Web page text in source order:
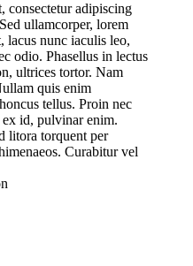
consectetur adipiscing
ullamcorper, lorem
lacus nunc iaculis leo,
odio. Phasellus in lectus
ultrices tortor. Nam
quis enim
tellus. Proin nec
id, pulvinar enim.
litora torquent per
Curabitur vel